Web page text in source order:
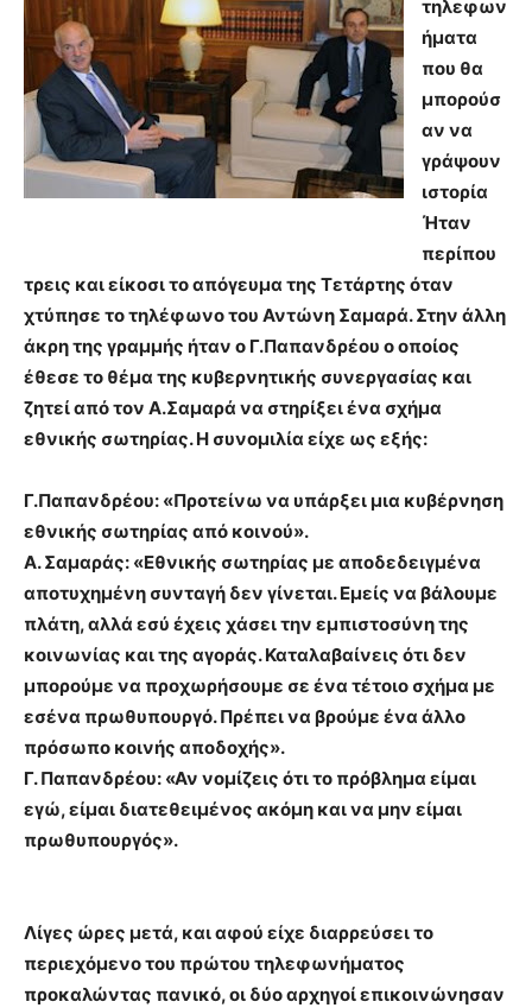
τηλεφων
ήματα
που θα
μπορούσ
αν να
γράψουν
ιστορία
Ήταν
περίπου
τρεις και είκοσι το απόγευμα της Τετάρτης όταν
χτύπησε το τηλέφωνο του Αντώνη Σαμαρά. Στην άλλη
άκρη της γραμμής ήταν ο Γ.Παπανδρέου ο οποίος
έθεσε το θέμα της κυβερνητικής συνεργασίας και
ζητεί από τον Α.Σαμαρά να στηρίξει ένα σχήμα
εθνικής σωτηρίας. Η συνομιλία είχε ως εξής:
Γ.Παπανδρέου: «Προτείνω να υπάρξει μια κυβέρνηση
εθνικής σωτηρίας από κοινού».
Α. Σαμαράς: «Εθνικής σωτηρίας με αποδεδειγμένα
αποτυχημένη συνταγή δεν γίνεται. Εμείς να βάλουμε
πλάτη, αλλά εσύ έχεις χάσει την εμπιστοσύνη της
κοινωνίας και της αγοράς. Καταλαβαίνεις ότι δεν
μπορούμε να προχωρήσουμε σε ένα τέτοιο σχήμα με
εσένα πρωθυπουργό. Πρέπει να βρούμε ένα άλλο
πρόσωπο κοινής αποδοχής».
Γ. Παπανδρέου: «Αν νομίζεις ότι το πρόβλημα είμαι
εγώ, είμαι διατεθειμένος ακόμη και να μην είμαι
πρωθυπουργός».
Λίγες ώρες μετά, και αφού είχε διαρρεύσει το
περιεχόμενο του πρώτου τηλεφωνήματος
προκαλώντας πανικό, οι δύο αρχηγοί επικοινώνησαν